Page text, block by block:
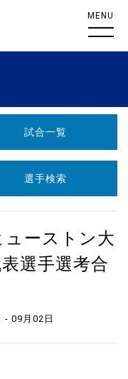
MENU
試合一覧
選手検索
ューストン大
選手選考合
- 09月02日